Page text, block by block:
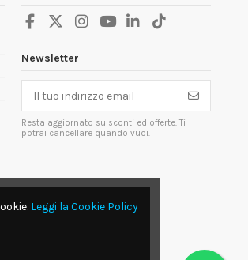
Newsletter
Resta aggiornato su sconti ed offerte. Ti
potrai cancellare quando vuoi.
Leggi la Cookie Policy